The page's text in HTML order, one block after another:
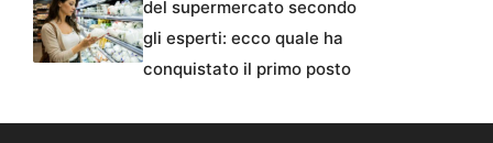
del supermercato secondo
gli esperti: ecco quale ha
conquistato il primo posto